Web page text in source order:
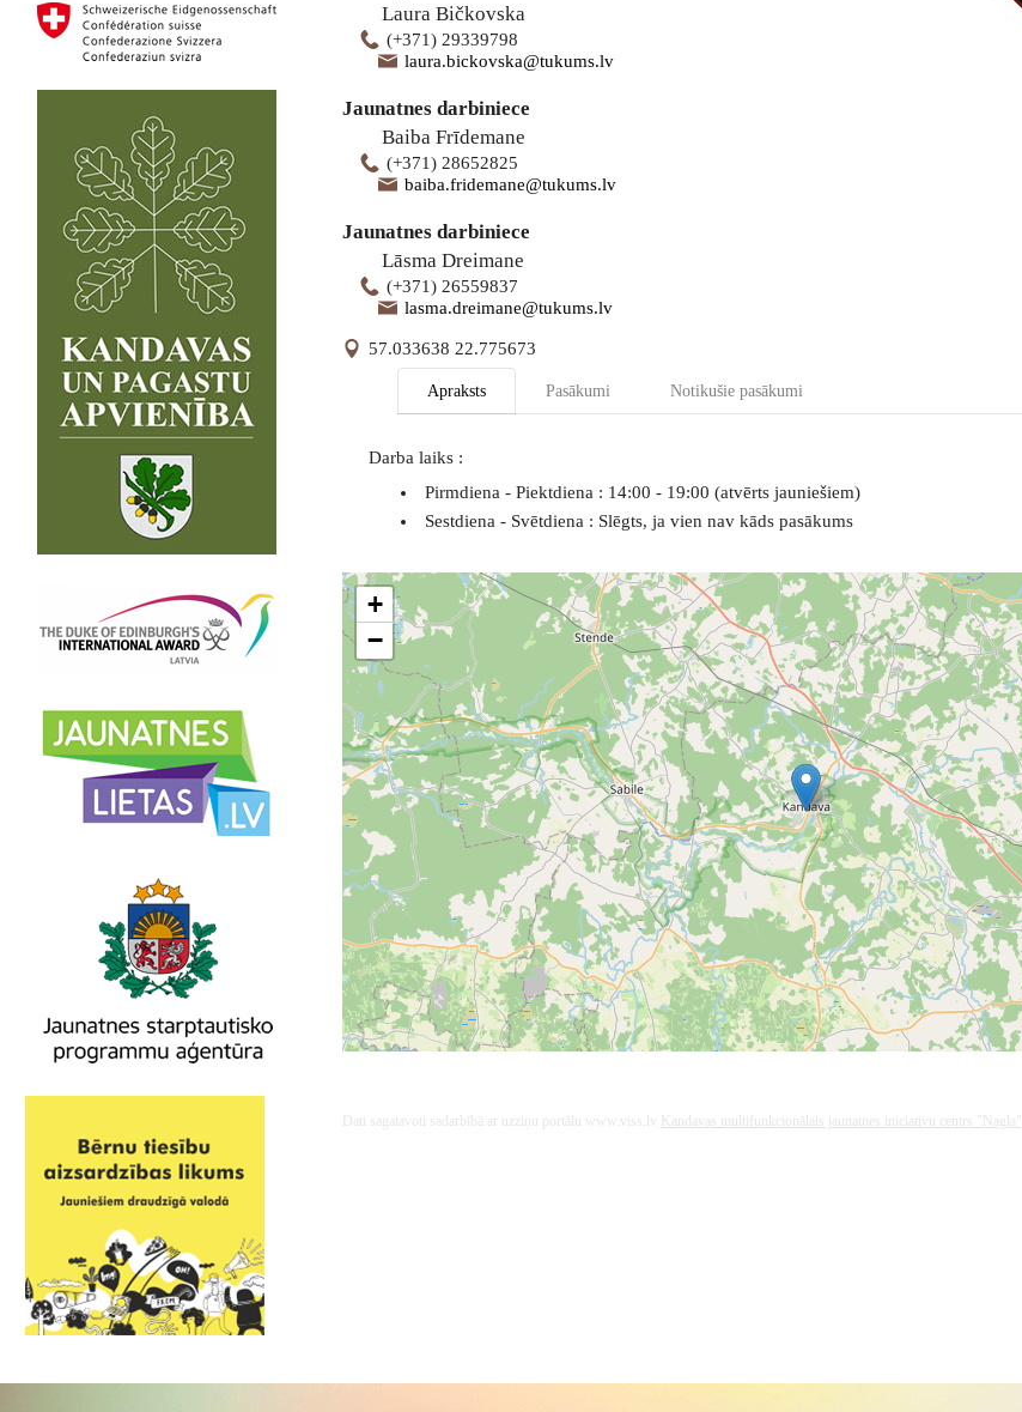
Laura Bičkovska
(+371) 29339798
laura.bickovska@tukums.lv
Jaunatnes darbiniece
Baiba Frīdemane
(+371) 28652825
baiba.fridemane@tukums.lv
Jaunatnes darbiniece
Lāsma Dreimane
(+371) 26559837
lasma.dreimane@tukums.lv
57.033638 22.775673
Apraksts Pasākumi Notikušie pasākumi
Darba laiks :
Pirmdiena - Piektdiena : 14:00 - 19:00 (atvērts jauniešiem)
Sestdiena - Svētdiena : Slēgts, ja vien nav kāds pasākums
+
−
Dati sagatavoti sadarbībā ar uzziņu portālu www.viss.lv Kandavas multifunkcionālais jaunatnes iniciatīvu centrs "Nagla"